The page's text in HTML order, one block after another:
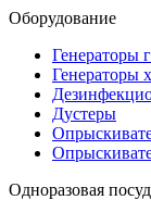
Оборудование
Генераторы
Генераторы
Дустеры
Одноразовая